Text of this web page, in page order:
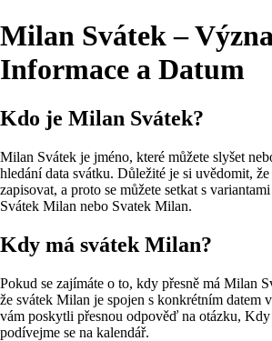
Milan Svátek –
Informace a Datum
Kdo je Milan Svátek?
Milan Svátek je jméno, které můžete slyšet
hledání data svátku. Důležité je si uvědomit,
zapisovat, a proto se můžete setkat s
Svátek Milan nebo Svatek Milan.
Kdy má svátek Milan?
Pokud se zajímáte o to, kdy přesně má Milan
že svátek Milan je spojen s konkrétním datem
vám poskytli přesnou odpověď na otázku,
podívejme se na kalendář.